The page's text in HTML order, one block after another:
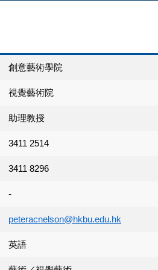
創意藝術學院
視覺藝術院
助理教授
3411 2514
3411 8296
-
peteracnelson@hkbu.edu.hk
英語